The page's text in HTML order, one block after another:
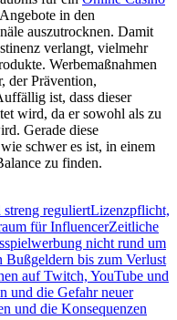
in den
auszutrocknen. Damit
verlangt, vielmehr
Werbemaßnahmen
der Prävention,
ist, dass dieser
wird, da er sowohl als zu
Gerade diese
schwer es ist, in einem
zu finden.
reguliertLizenzpflicht,
für InfluencerZeitliche
nicht rund um
Bußgeldern bis zum Verlust
auf Twitch, YouTube und
und die Gefahr neuer
und die Konsequenzen